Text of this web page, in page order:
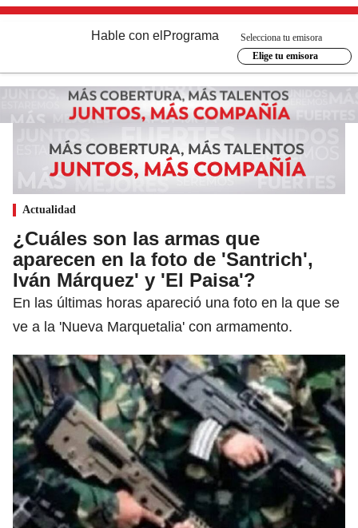
Hable con el Programa
Selecciona tu emisora
Elige tu emisora
Actualidad
¿Cuáles son las armas que
aparecen en la foto de 'Santrich',
Iván Márquez' y 'El Paisa'?
En las últimas horas apareció una foto en la que se
ve a la 'Nueva Marquetalia' con armamento.